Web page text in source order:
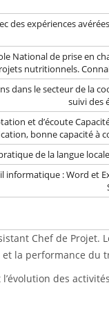
des expériences
National de prise en
nutritionnels.
dans le secteur de la
suivi des
et d’écoute
bonne capacité à
de la langue
informatique : Word et
Chef de
la performance du
des